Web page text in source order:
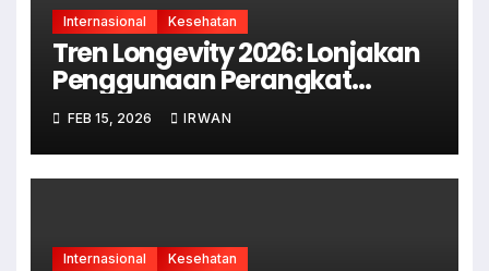
Internasional Kesehatan
Tren Longevity 2026: Lonjakan
Penggunaan Perangkat
Wearable untuk Pemantauan
Bio-Metrik Real-Time
FEB 15, 2026 IRWAN
Internasional Kesehatan